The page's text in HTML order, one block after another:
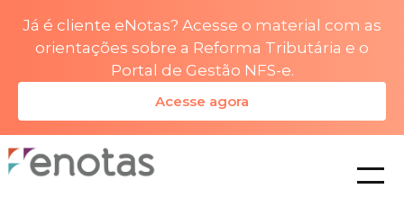
Já é cliente eNotas? Acesse o material com as
orientações sobre a Reforma Tributária e o
Portal de Gestão NFS-e.
Acesse agora
planos